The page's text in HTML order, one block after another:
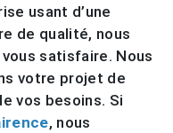
usant d’une
de qualité, nous
satisfaire. Nous
votre projet de
vos besoins. Si
, nous